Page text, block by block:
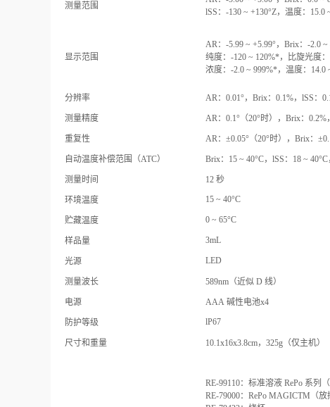
测量范围
lSS：-130 ~ +130°Z，温度：15.0
显示范围
AR：-5.99 ~ +5.99°，Brix：-2.0
纯度：-120 ~ 120%*，比旋光度
浓度：-2.0 ~ 999%*，温度：14.0
分辨率 AR：0.01°，Brix：0.1%，lSS：
测量精度 AR：0.1°（20°时），Brix：
重复性 AR：±0.05°（20°时），Brix：
自动温度补偿范围（ATC） Brix：15 ~ 40°C，lSS：18 ~
测量时间 12 秒
环境温度 15 ~ 40°C
贮藏温度 0 ~ 65°C
样品量 3mL
光源 LED
测量波长 589nm（近似 D 线）
电源 AAA 碱性电池x4
防护等级 lP67
尺寸和重量 10.1x16x3.8cm，325g（仅主机）
RE-99110：标准溶液 RePo 系列（
RE-79000：RePo MAGICTM （